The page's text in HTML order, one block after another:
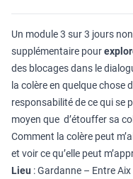
Un module 3 sur 3 jours
supplémentaire pour
des blocages dans le
la colère en quelque chose
responsabilité de ce qui se
moyen que d’étouffer sa
Comment la colère peut
et voir ce qu’elle peut
Lieu : Gardanne – Entre